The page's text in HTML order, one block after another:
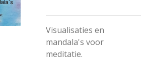
Visualisaties en
mandala's voor
meditatie.